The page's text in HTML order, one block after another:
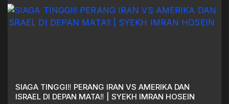
SIAGA TINGGI‼️ PERANG IRAN VS AMERIKA DAN
ISRAEL DI DEPAN MATA‼️ | SYEKH IMRAN HOSEIN